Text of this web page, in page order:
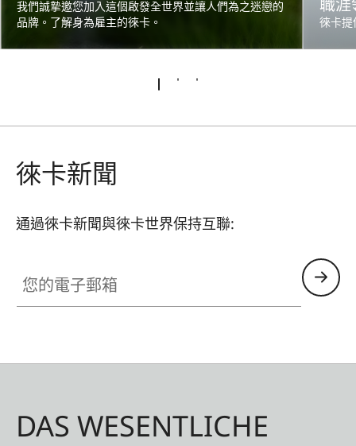
我們誠摯邀您加入這個啟發全世界並讓人們為之迷戀的
品牌。了解身為雇主的徠卡。
徠卡提
徠卡新聞
通過徠卡新聞與徠卡世界保持互聯:
DAS WESENTLICHE